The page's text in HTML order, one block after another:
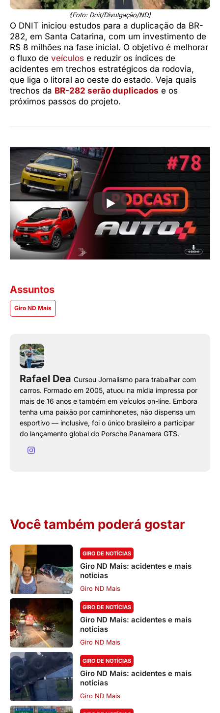
{Foto: Dnit/Divulgação/ND]
O DNIT iniciou estudos para a duplicação da BR-
282, em Santa Catarina, com um investimento de
R$ 8 milhões na fase inicial. O objetivo é melhorar
o fluxo de veículos e reduzir os índices de
acidentes em trechos estratégicos da rodovia,
que liga o litoral ao oeste do estado. Veja quais
trechos da BR-282 serão duplicados e os
próximos passos do projeto.
Assuntos
Giro ND Mais
Rafael Dea Cursou Jornalismo para trabalhar com
carros. Formado em 2005, atuou na mídia impressa por
mais de 16 anos e também em veículos on-line. Embora
tenha uma paixão por caminhonetes, não dispensa um
esportivo — inclusive, foi o único brasileiro a participar
do lançamento global do Porsche Panamera GTS.
Você também poderá gostar
GIRO DE NOTÍCIAS
Giro ND Mais: acidentes e mais
notícias
Giro ND Mais
GIRO DE NOTÍCIAS
Giro ND Mais: acidentes e mais
notícias
Giro ND Mais
GIRO DE NOTÍCIAS
Giro ND Mais: acidentes e mais
notícias
Giro ND Mais